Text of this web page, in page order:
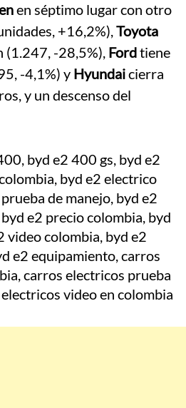
en séptimo lugar con otro
+16,2%),Toyota
(1.247, -28,5%), Fordtiene
-4,1%) y Hyundaicierra
y un descenso del